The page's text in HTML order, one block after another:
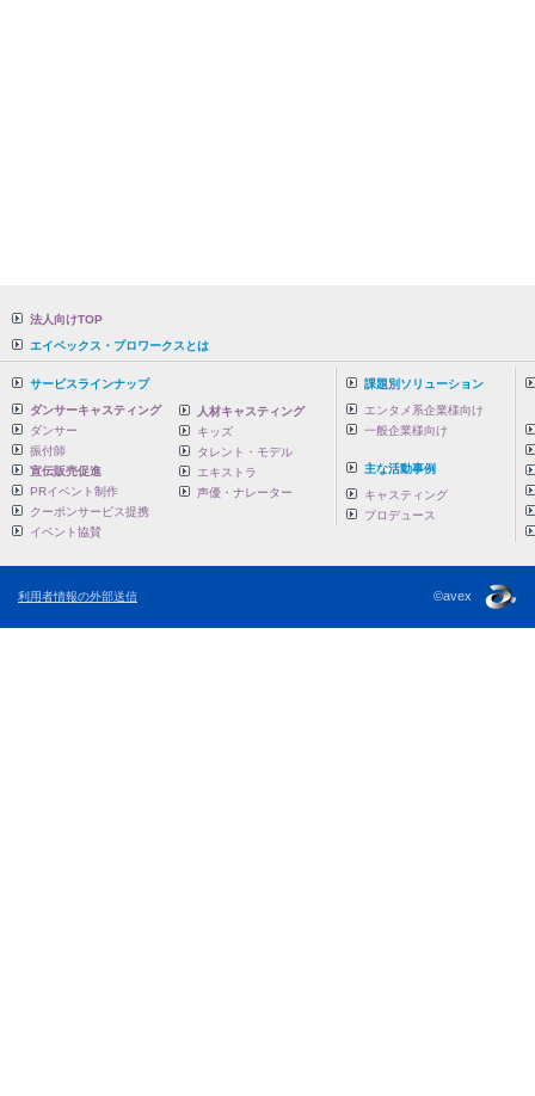
法人向けTOP
エイベックス・プロワークスとは
サービスラインナップ
ダンサーキャスティング
ダンサー
振付師
宣伝販売促進
PRイベント制作
クーポンサービス提携
イベント協賛
人材キャスティング
キッズ
タレント・モデル
エキストラ
声優・ナレーター
課題別ソリューション
エンタメ系企業様向け
一般企業様向け
主な活動事例
キャスティング
プロデュース
利用者情報の外部送信 ©avex